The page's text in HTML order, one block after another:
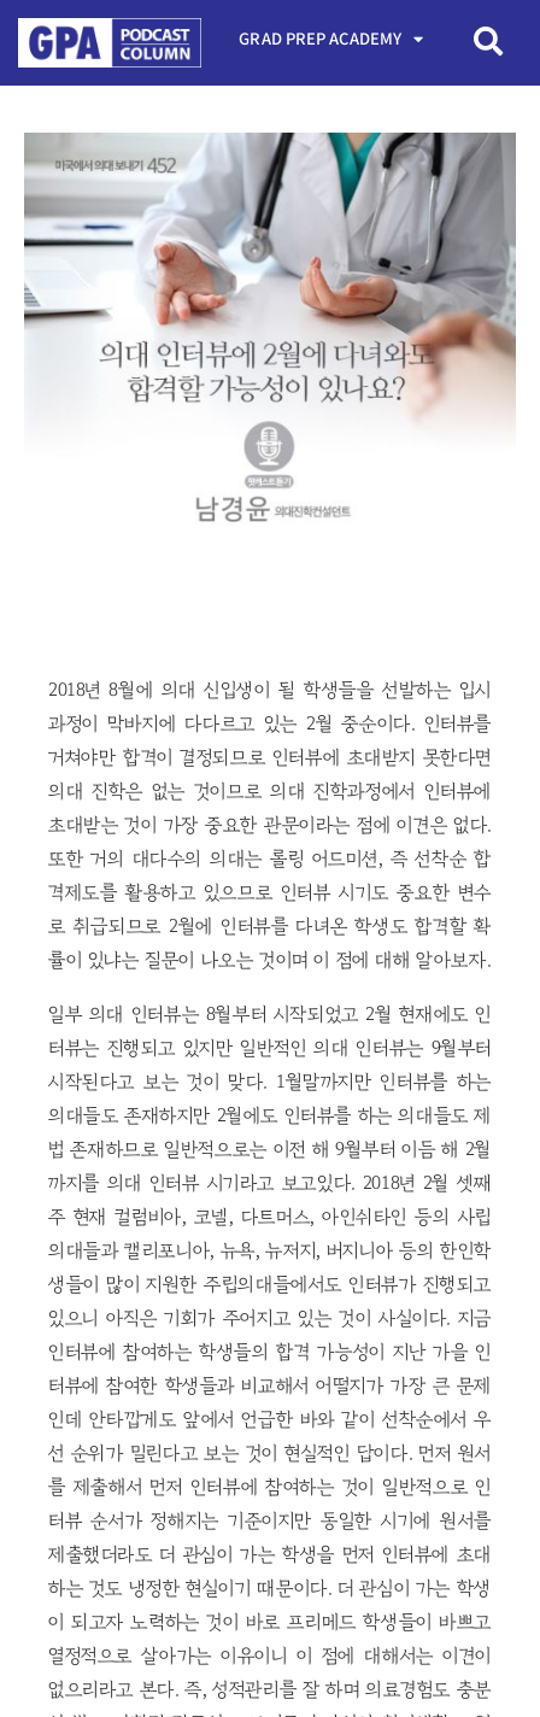
GRAD PREP ACADEMY
2018년 8월에 의대 신입생이 될 학생들을 선발하는 입시
과정이 막바지에 다다르고 있는 2월 중순이다. 인터뷰를
거쳐야만 합격이 결정되므로 인터뷰에 초대받지 못한다면
의대 진학은 없는 것이므로 의대 진학과정에서 인터뷰에
초대받는 것이 가장 중요한 관문이라는 점에 이견은 없다.
또한 거의 대다수의 의대는 롤링 어드미션, 즉 선착순 합
격제도를 활용하고 있으므로 인터뷰 시기도 중요한 변수
로 취급되므로 2월에 인터뷰를 다녀온 학생도 합격할 확
률이 있냐는 질문이 나오는 것이며 이 점에 대해 알아보자.
일부 의대 인터뷰는 8월부터 시작되었고 2월 현재에도 인
터뷰는 진행되고 있지만 일반적인 의대 인터뷰는 9월부터
시작된다고 보는 것이 맞다. 1월말까지만 인터뷰를 하는
의대들도 존재하지만 2월에도 인터뷰를 하는 의대들도 제
법 존재하므로 일반적으로는 이전 해 9월부터 이듬 해 2월
까지를 의대 인터뷰 시기라고 보고있다. 2018년 2월 셋째
주 현재 컬럼비아, 코넬, 다트머스, 아인쉬타인 등의 사립
의대들과 캘리포니아, 뉴욕, 뉴저지, 버지니아 등의 한인학
생들이 많이 지원한 주립의대들에서도 인터뷰가 진행되고
있으니 아직은 기회가 주어지고 있는 것이 사실이다. 지금
인터뷰에 참여하는 학생들의 합격 가능성이 지난 가을 인
터뷰에 참여한 학생들과 비교해서 어떨지가 가장 큰 문제
인데 안타깝게도 앞에서 언급한 바와 같이 선착순에서 우
선 순위가 밀린다고 보는 것이 현실적인 답이다. 먼저 원서
를 제출해서 먼저 인터뷰에 참여하는 것이 일반적으로 인
터뷰 순서가 정해지는 기준이지만 동일한 시기에 원서를
제출했더라도 더 관심이 가는 학생을 먼저 인터뷰에 초대
하는 것도 냉정한 현실이기 때문이다. 더 관심이 가는 학생
이 되고자 노력하는 것이 바로 프리메드 학생들이 바쁘고
열정적으로 살아가는 이유이니 이 점에 대해서는 이견이
없으리라고 본다. 즉, 성적관리를 잘 하며 의료경험도 충분